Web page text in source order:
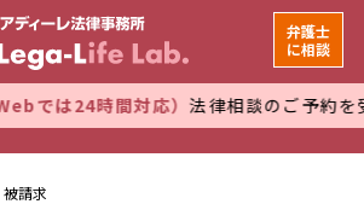
は24時間対応）法律相談のご予約を受
弁護士
に相談
被請求